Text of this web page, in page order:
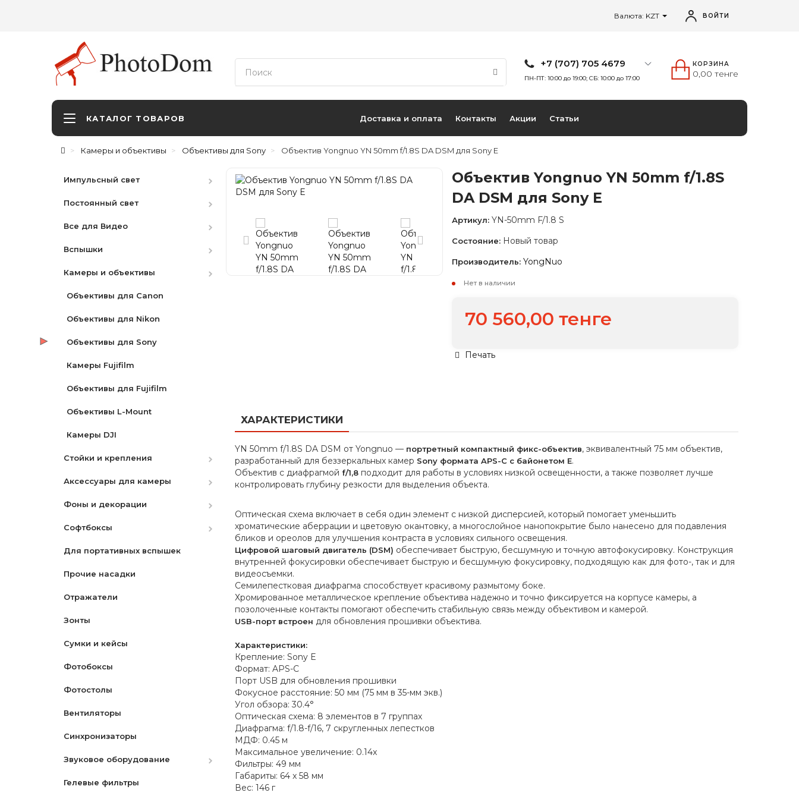
Валюта: KZT ВОЙТИ
+7 (707) 705 4679
ПН-ПТ: 10:00 до 19:00; СБ: 10:00 до 17:00
КОРЗИНА
0,00 тенге
КАТАЛОГ ТОВАРОВ Доставка и оплата Контакты Акции Статьи
Камеры и объективы Объективы для Sony Объектив Yongnuo YN 50mm f/1.8S DA DSM для Sony E
Импульсный свет
Студийные вспышки
Наборы
Аксессуары
Постоянный свет
HMI
LED студийный
Флуоресцентный
Кварцевый
Аксессуары
Батареи для LED
Кольцевой свет
Наборы
RGB LED
LED накамерный
С линзой Френеля
Все для Видео
Видоискатели
Электронные стабилизаторы
камеры
Механические стабилизаторы
камеры
Рельсы
Триподы
Моноподы
Клейкие ленты
Мониторы
Аксессуары
Телесуфлеры
Видеосендеры
Вспышки
Аккумуляторы
Камеры и объективы
Объективы для Canon
Объективы для Nikon
Объективы для Sony
Камеры Fujifilm
Объективы для Fujifilm
Объективы L-Mount
Камеры DJI
Стойки и крепления
Держатели фонов
Стойки
Крепеж
Система рельс
Аксессуары для камеры
Фильтры
UV | Защитный
CPL-Поляризационный
ND-Нейтрально Серый
Градиентные
Чехлы
Макро
Наборы
Star- Звездный
Штативы ( Триподы )
Моноподы
Наборы для чистки
Сумки для камер
Карты памяти
Крышки для объективов
Пульты
Переходные кольца
Аккумуляторы
Canon
Nikon
Зарядные устройства
Canon
Nikon
Ремни
Защитные экраны
Фоны и декорации
Бумажные
Матерчатые
Переносные
PVC
Софтбоксы
Октобоксы
Для портативных вспышек
Прочие насадки
Отражатели
Зонты
Сумки и кейсы
Фотобоксы
Фотостолы
Вентиляторы
Синхронизаторы
Звуковое оборудование
Микрофоны
Гелевые фильтры
Объектив Yongnuo YN 50mm f/1.8S
DA DSM для Sony E
Артикул: YN-50mm F/1.8 S
Состояние: Новый товар
Производитель: YongNuo
Нет в наличии
70 560,00 тенге
Печать
ХАРАКТЕРИСТИКИ
YN 50mm f/1.8S DA DSM от Yongnuo — портретный компактный фикс-объектив, эквивалентный 75 мм объектив,
разработанный для беззеркальных камер Sony формата APS-C с байонетом E.
Объектив с диафрагмой f/1,8подходит для работы в условиях низкой освещенности, а также позволяет лучше
контролировать глубину резкости для выделения объекта.
Оптическая схема включает в себя один элемент с низкой дисперсией, который помогает уменьшить
хроматические аберрации и цветовую окантовку, а многослойное нанопокрытие было нанесено для подавления
бликов и ореолов для улучшения контраста в условиях сильного освещения.
Цифровой шаговый двигатель (DSM) обеспечивает быструю, бесшумную и точную автофокусировку. Конструкция
внутренней фокусировки обеспечивает быструю и бесшумную фокусировку, подходящую как для фото-, так и для
видеосъемки.
Семилепестковая диафрагма способствует красивому размытому боке.
Хромированное металлическое крепление объектива надежно и точно фиксируется на корпусе камеры, а
позолоченные контакты помогают обеспечить стабильную связь между объективом и камерой.
USB-порт встроен для обновления прошивки объектива.
Характеристики:
Крепление: Sony E
Формат: APS-C
Порт USB для обновления прошивки
Фокусное расстояние: 50 мм (75 мм в 35-мм экв.)
Угол обзора: 30.4°
Оптическая схема: 8 элементов в 7 группах
Диафрагма: f/1.8-f/16, 7 скругленных лепестков
МДФ: 0.45 м
Максимальное увеличение: 0.14x
Фильтры: 49 мм
Габариты: 64 x 58 мм
Вес: 146 г